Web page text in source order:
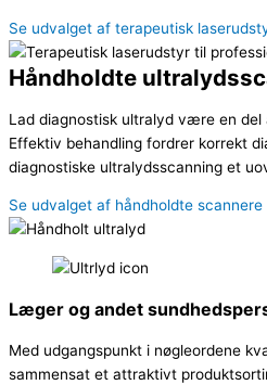
Se udvalget af terapeutisk
Håndholdte
Lad diagnostisk ultralyd være en del
Effektiv behandling fordrer korrekt
diagnostiske ultralydsscanning et
Se udvalget af håndholdte scannere
Læger og andet
Med udgangspunkt i nøgleordene
sammensat et attraktivt